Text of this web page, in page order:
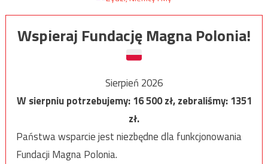
Wspieraj Fundację Magna Polonia!
Sierpień 2026
W sierpniu potrzebujemy:16 500zł, zebraliśmy:1351
zł.
Państwa wsparcie jest niezbędne dla funkcjonowania
Fundacji Magna Polonia.